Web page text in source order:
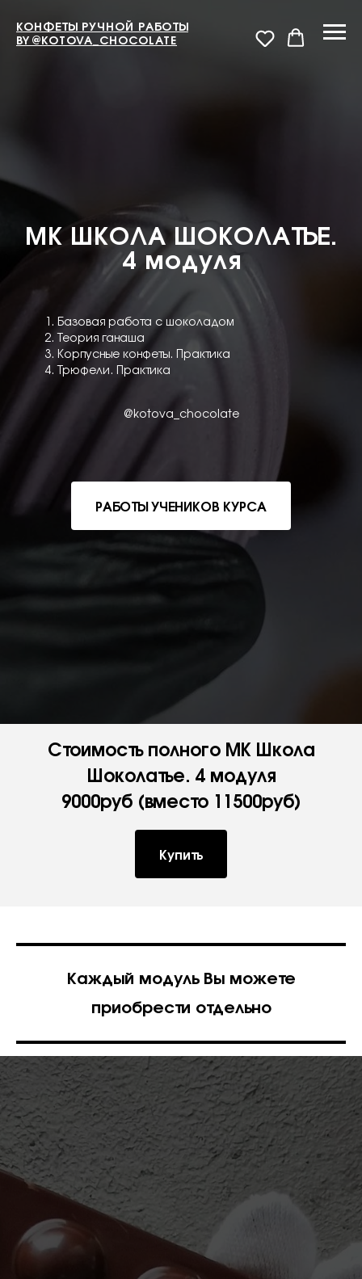
КОНФЕТЫ РУЧНОЙ РАБОТЫ
BY@KOTOVA_CHOCOLATE
МК ШКОЛА ШОКОЛАТЬЕ.
4 модуля
Базовая работа с шоколадом
Теория ганаша
Корпусные конфеты. Практика
Трюфели. Практика
@kotova_chocolate
РАБОТЫ УЧЕНИКОВ КУРСА
Стоимость полного МК Школа
Шоколатье. 4 модуля
9000руб (вместо 11500руб)
Купить
Каждый модуль Вы можете
приобрести отдельно